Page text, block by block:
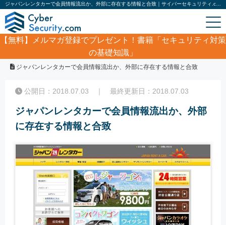
【無料】
メルマガ登録でプレゼント！書籍「セキュリティ対策
の基礎知識」
サイバーセキュリティ・情報漏洩ニュース
ジャパンレンタカーで会員情報流出か、外部に存在する情報と合致
公開日：2018.07.03 ｜ 最終更新日：2018.07.03
ジャパンレンタカーで会員情報流出か、外部
に存在する情報と合致